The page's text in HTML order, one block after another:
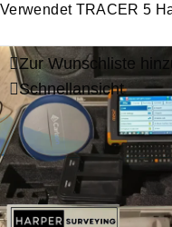
Verwendet TRACER 5
Zur Wunschliste
Schnellansicht